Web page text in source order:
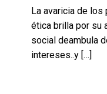
La avaricia de
ética brilla por su
social deambula
intereses..y […]